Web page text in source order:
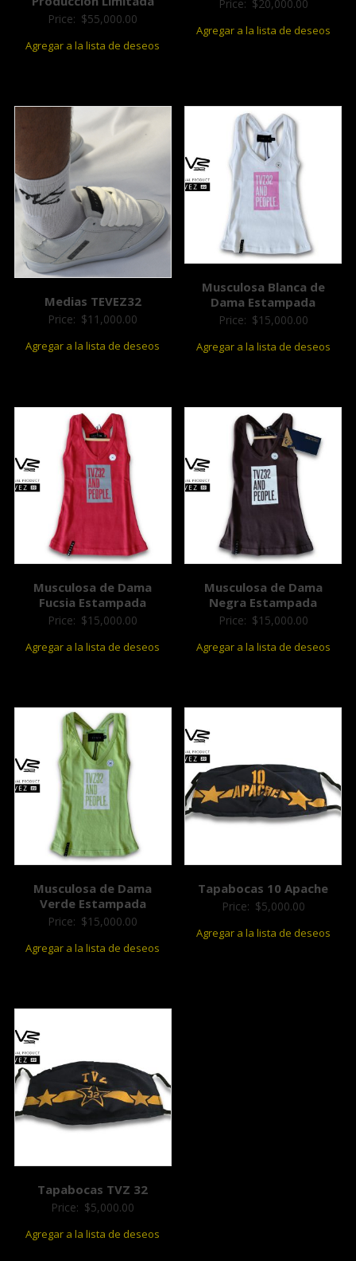
Price: $55,000.00
Agregar a la lista de deseos
Price: $20,000.00
Agregar a la lista de deseos
Medias TEVEZ32
Price: $11,000.00
Agregar a la lista de deseos
Musculosa Blanca de
Dama Estampada
Price: $15,000.00
Agregar a la lista de deseos
Musculosa de Dama
Fucsia Estampada
Price: $15,000.00
Agregar a la lista de deseos
Musculosa de Dama
Negra Estampada
Price: $15,000.00
Agregar a la lista de deseos
Musculosa de Dama
Verde Estampada
Price: $15,000.00
Agregar a la lista de deseos
Tapabocas 10 Apache
Price: $5,000.00
Agregar a la lista de deseos
Tapabocas TVZ 32
Price: $5,000.00
Agregar a la lista de deseos